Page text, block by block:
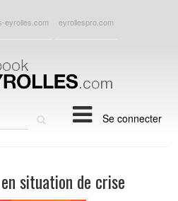
eyrolles.com eyrollespro.com
Se connecter
situation de crise